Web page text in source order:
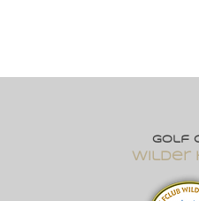
Golf
wilder